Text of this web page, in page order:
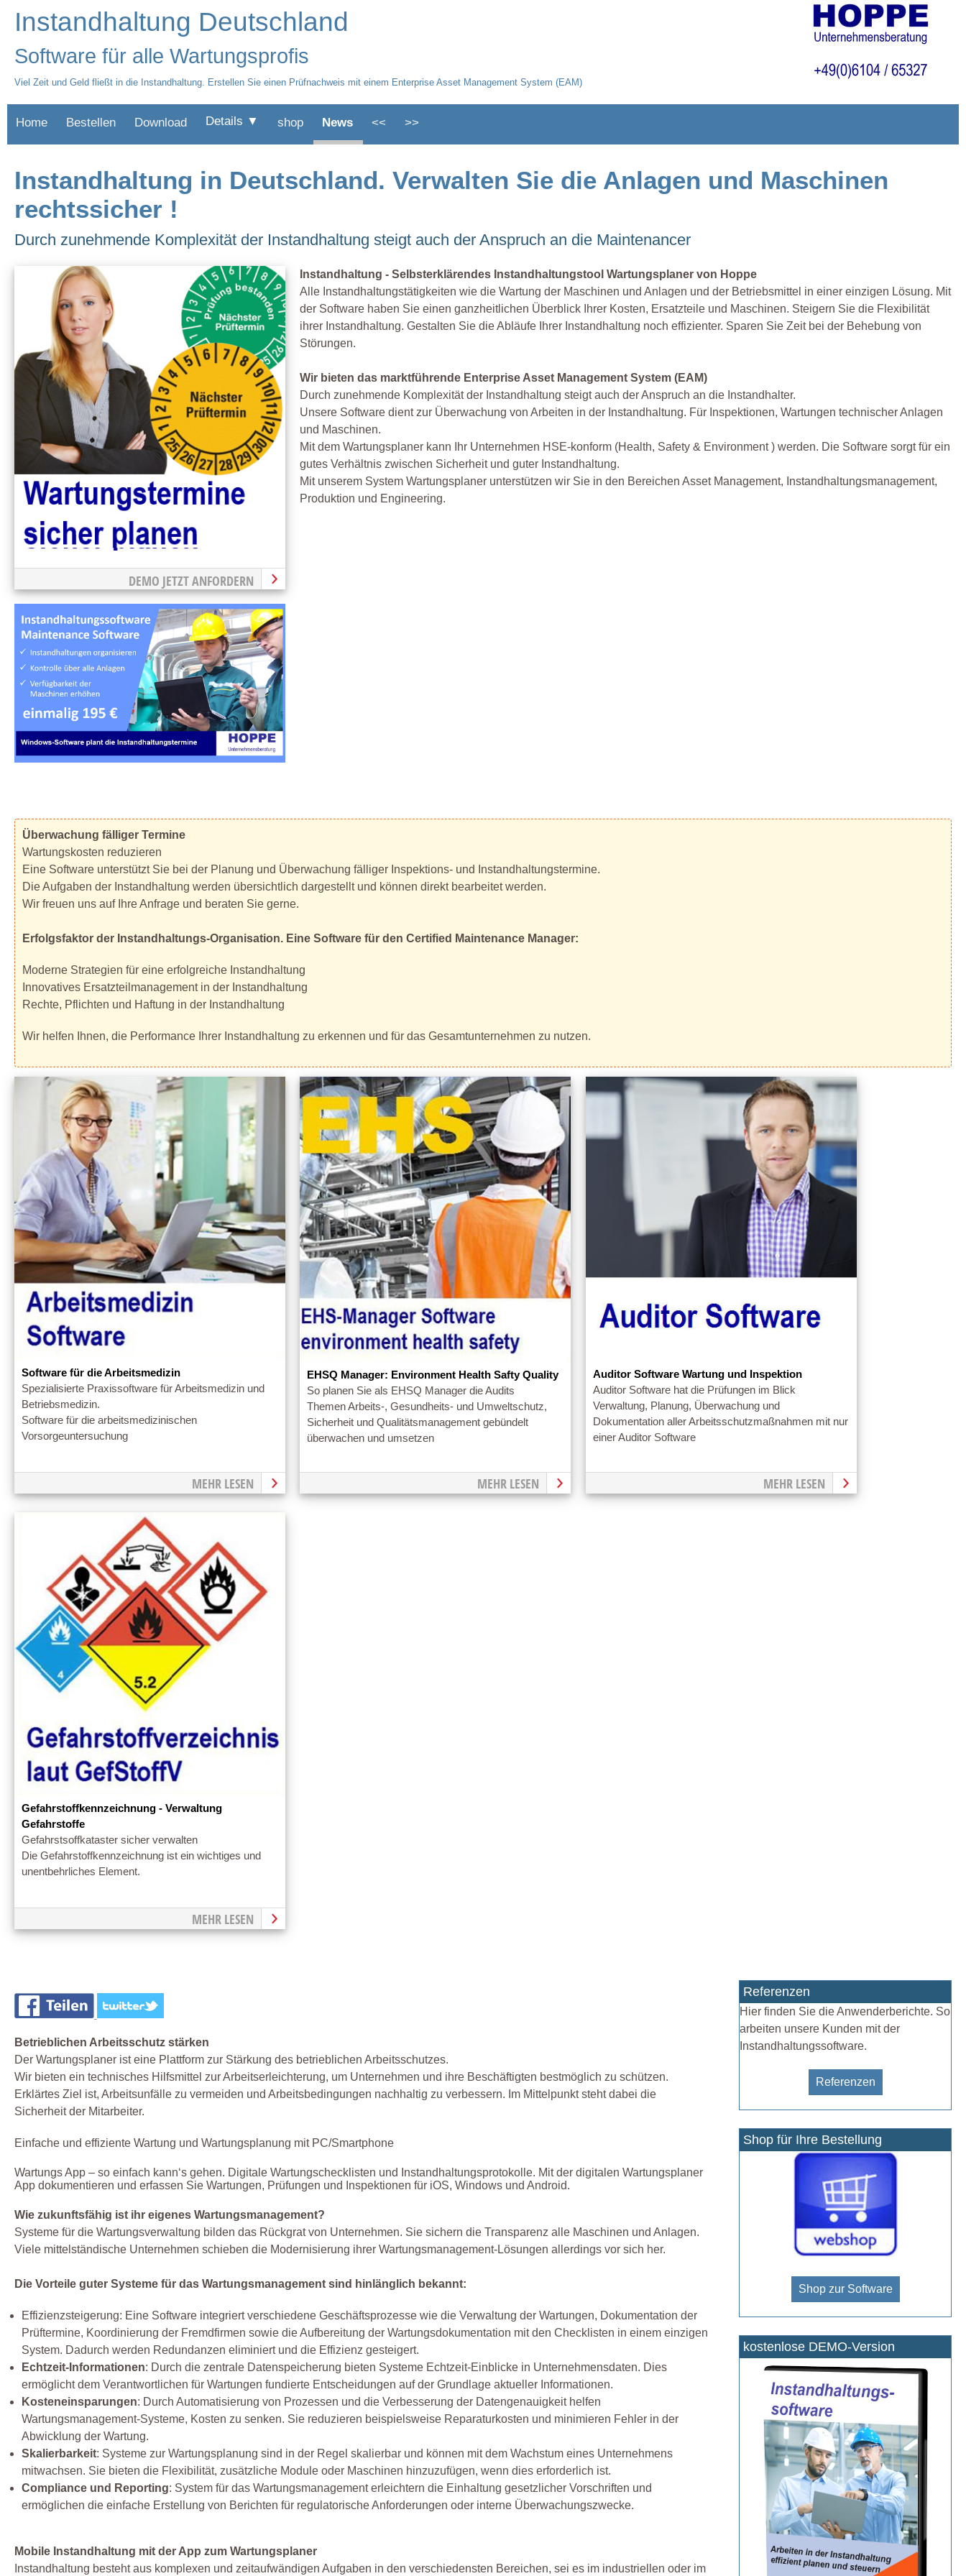
Instandhaltung Deutschland
Software für alle Wartungsprofis
Viel Zeit und Geld fließt in die Instandhaltung. Erstellen Sie einen Prüfnachweis mit einem Enterprise Asset Management System (EAM)
Home Bestellen Download Details ▼ shop News << >>
Instandhaltung in Deutschland. Verwalten Sie die Anlagen und Maschinen
rechtssicher !
Durch zunehmende Komplexität der Instandhaltung steigt auch der Anspruch an die Maintenancer
DEMO JETZT ANFORDERN
Instandhaltung - Selbsterklärendes Instandhaltungstool Wartungsplaner von Hoppe
Alle Instandhaltungstätigkeiten wie die Wartung der Maschinen und Anlagen und der Betriebsmittel in einer einzigen Lösung. Mit
der Software haben Sie einen ganzheitlichen Überblick Ihrer Kosten, Ersatzteile und Maschinen. Steigern Sie die Flexibilität
ihrer Instandhaltung. Gestalten Sie die Abläufe Ihrer Instandhaltung noch effizienter. Sparen Sie Zeit bei der Behebung von
Störungen.
Wir bieten das marktführende Enterprise Asset Management System (EAM)
Durch zunehmende Komplexität der Instandhaltung steigt auch der Anspruch an die Instandhalter.
Unsere Software dient zur Überwachung von Arbeiten in der Instandhaltung. Für Inspektionen, Wartungen technischer Anlagen
und Maschinen.
Mit dem Wartungsplaner kann Ihr Unternehmen HSE-konform (Health, Safety & Environment ) werden. Die Software sorgt für ein
gutes Verhältnis zwischen Sicherheit und guter Instandhaltung.
Mit unserem System Wartungsplaner unterstützen wir Sie in den Bereichen Asset Management, Instandhaltungsmanagement,
Produktion und Engineering.
Überwachung fälliger Termine
Wartungskosten reduzieren
Eine Software unterstützt Sie bei der Planung und Überwachung fälliger Inspektions- und Instandhaltungstermine.
Die Aufgaben der Instandhaltung werden übersichtlich dargestellt und können direkt bearbeitet werden.
Wir freuen uns auf Ihre Anfrage und beraten Sie gerne.
Erfolgsfaktor der Instandhaltungs-Organisation. Eine Software für den Certified Maintenance Manager:
Moderne Strategien für eine erfolgreiche Instandhaltung
Innovatives Ersatzteilmanagement in der Instandhaltung
Rechte, Pflichten und Haftung in der Instandhaltung
Wir helfen Ihnen, die Performance Ihrer Instandhaltung zu erkennen und für das Gesamtunternehmen zu nutzen.
Software für die Arbeitsmedizin
Spezialisierte Praxissoftware für Arbeitsmedizin und
Betriebsmedizin.
Software für die arbeitsmedizinischen
Vorsorgeuntersuchung
MEHR LESEN
EHSQ Manager: Environment Health Safty Quality
So planen Sie als EHSQ Manager die Audits
Themen Arbeits-, Gesundheits- und Umweltschutz,
Sicherheit und Qualitätsmanagement gebündelt
überwachen und umsetzen
MEHR LESEN
Auditor Software Wartung und Inspektion
Auditor Software hat die Prüfungen im Blick
Verwaltung, Planung, Überwachung und
Dokumentation aller Arbeitsschutzmaßnahmen mit nur
einer Auditor Software
MEHR LESEN
Gefahrstoffkennzeichnung - Verwaltung
Gefahrstoffe
Gefahrstsoffkataster sicher verwalten
Die Gefahrstoffkennzeichnung ist ein wichtiges und
unentbehrliches Element.
MEHR LESEN
Betrieblichen Arbeitsschutz stärken
Der Wartungsplaner ist eine Plattform zur Stärkung des betrieblichen Arbeitsschutzes.
Wir bieten ein technisches Hilfsmittel zur Arbeitserleichterung, um Unternehmen und ihre Beschäftigten bestmöglich zu schützen.
Erklärtes Ziel ist, Arbeitsunfälle zu vermeiden und Arbeitsbedingungen nachhaltig zu verbessern. Im Mittelpunkt steht dabei die
Sicherheit der Mitarbeiter.
Einfache und effiziente Wartung und Wartungsplanung mit PC/Smartphone
Wartungs App – so einfach kann‘s gehen. Digitale Wartungschecklisten und Instandhaltungsprotokolle. Mit der digitalen Wartungsplaner
App dokumentieren und erfassen Sie Wartungen, Prüfungen und Inspektionen für iOS, Windows und Android.
Wie zukunftsfähig ist ihr eigenes Wartungsmanagement?
Systeme für die Wartungsverwaltung bilden das Rückgrat von Unternehmen. Sie sichern die Transparenz alle Maschinen und Anlagen.
Viele mittelständische Unternehmen schieben die Modernisierung ihrer Wartungsmanagement-Lösungen allerdings vor sich her.
Die Vorteile guter Systeme für das Wartungsmanagement sind hinlänglich bekannt:
Effizienzsteigerung: Eine Software integriert verschiedene Geschäftsprozesse wie die Verwaltung der Wartungen, Dokumentation der
Prüftermine, Koordinierung der Fremdfirmen sowie die Aufbereitung der Wartungsdokumentation mit den Checklisten in einem einzigen
System. Dadurch werden Redundanzen eliminiert und die Effizienz gesteigert.
Echtzeit-Informationen: Durch die zentrale Datenspeicherung bieten Systeme Echtzeit-Einblicke in Unternehmensdaten. Dies
ermöglicht dem Verantwortlichen für Wartungen fundierte Entscheidungen auf der Grundlage aktueller Informationen.
Kosteneinsparungen: Durch Automatisierung von Prozessen und die Verbesserung der Datengenauigkeit helfen
Wartungsmanagement-Systeme, Kosten zu senken. Sie reduzieren beispielsweise Reparaturkosten und minimieren Fehler in der
Abwicklung der Wartung.
Skalierbarkeit: Systeme zur Wartungsplanung sind in der Regel skalierbar und können mit dem Wachstum eines Unternehmens
mitwachsen. Sie bieten die Flexibilität, zusätzliche Module oder Maschinen hinzuzufügen, wenn dies erforderlich ist.
Compliance und Reporting: System für das Wartungsmanagement erleichtern die Einhaltung gesetzlicher Vorschriften und
ermöglichen die einfache Erstellung von Berichten für regulatorische Anforderungen oder interne Überwachungszwecke.
Mobile Instandhaltung mit der App zum Wartungsplaner
Instandhaltung besteht aus komplexen und zeitaufwändigen Aufgaben in den verschiedensten Bereichen, sei es im industriellen oder im
Referenzen
Hier finden Sie die Anwenderberichte. So
arbeiten unsere Kunden mit der
Instandhaltungssoftware.
Referenzen
Shop für Ihre Bestellung
Shop zur Software
kostenlose DEMO-Version